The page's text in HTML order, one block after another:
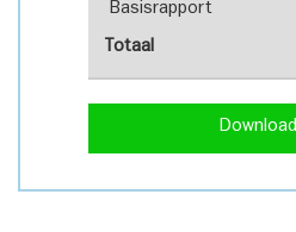
Basisrapport
Totaal